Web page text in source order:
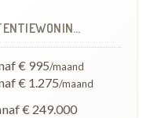
€ 995/maand
€ 1.275/maand
€ 249.000